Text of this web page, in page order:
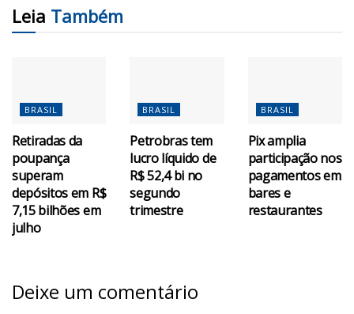
Leia Também
BRASIL
Retiradas da
poupança
superam
depósitos em R$
7,15 bilhões em
julho
BRASIL
Petrobras tem
lucro líquido de
R$ 52,4 bi no
segundo
trimestre
BRASIL
Pix amplia
participação nos
pagamentos em
bares e
restaurantes
Deixe um comentário